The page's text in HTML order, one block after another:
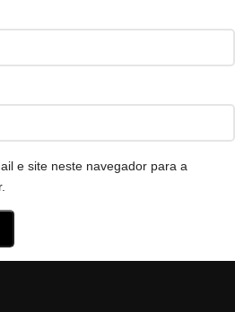
e site neste navegador para a